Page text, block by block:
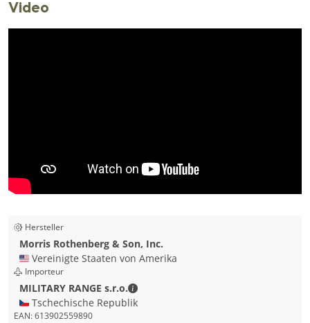
Video
Hersteller
Morris Rothenberg & Son, Inc.
🇺🇸 Vereinigte Staaten von Amerika
Importeur
MILITARY RANGE s.r.o.
MILITARY RANGE s.r.o. -
🇨🇿 Tschechische Republik
EAN:613902559890